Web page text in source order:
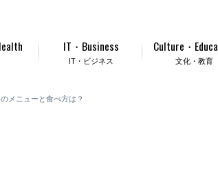
IT・ビジネス
IT・Business
文化・教育
Culture・
メニューと食べ方は？